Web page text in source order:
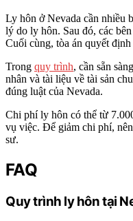
Ly hôn ở Nevada cần nhiều
lý do ly hôn. Sau đó, các
Cuối cùng, tòa án quyết
Trong quy trình, cần sẵn
nhân và tài liệu về tài sản
đúng luật của Nevada.
Chi phí ly hôn có thể từ
vụ việc. Để giảm chi phí,
sư.
FAQ
Quy trình ly hôn tại